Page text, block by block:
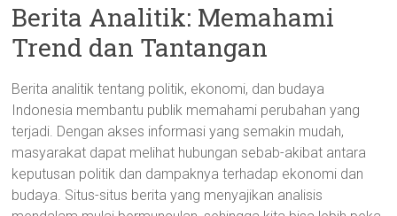
Berita Analitik: Memahami
Trend dan Tantangan
Berita analitik tentang politik, ekonomi, dan budaya
Indonesia membantu publik memahami perubahan yang
terjadi. Dengan akses informasi yang semakin mudah,
masyarakat dapat melihat hubungan sebab-akibat antara
keputusan politik dan dampaknya terhadap ekonomi dan
budaya. Situs-situs berita yang menyajikan analisis